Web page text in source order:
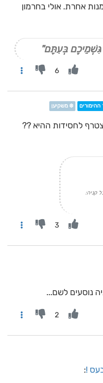
אחרת. אולי בחרמון
גִּשְׁמֵיכֶם בְּעִתָּם"
6
❄️ משקיען
לחסידות ההיא ??
קניה:
3
נוסעים לשם...
2
!
: